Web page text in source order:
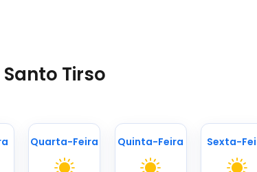
Tirso
Quarta-Feira Quinta-Feira Sexta-